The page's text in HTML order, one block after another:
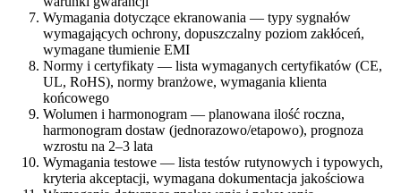
Wymagania dotyczące ekranowania — typy sygnałów
wymagających ochrony, dopuszczalny poziom zakłóceń,
wymagane tłumienie EMI
Normy i certyfikaty — lista wymaganych certyfikatów (CE,
UL, RoHS), normy branżowe, wymagania klienta
końcowego
Wolumen i harmonogram — planowana ilość roczna,
harmonogram dostaw (jednorazowo/etapowo), prognoza
wzrostu na 2–3 lata
Wymagania testowe — lista testów rutynowych i typowych,
kryteria akceptacji, wymagana dokumentacja jakościowa